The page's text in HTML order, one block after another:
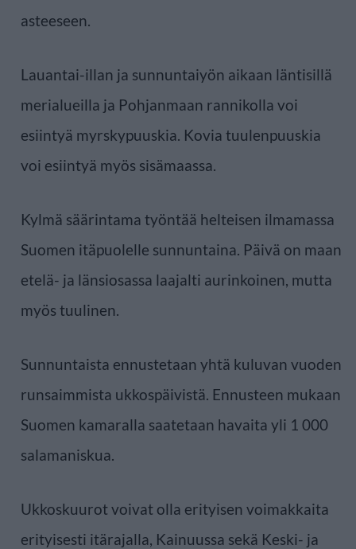
asteeseen.
Lauantai-illan ja sunnuntaiyön aikaan läntisillä
merialueilla ja Pohjanmaan rannikolla voi
esiintyä myrskypuuskia. Kovia tuulenpuuskia
voi esiintyä myös sisämaassa.
Kylmä säärintama työntää helteisen ilmamassa
Suomen itäpuolelle sunnuntaina. Päivä on maan
etelä- ja länsiosassa laajalti aurinkoinen, mutta
myös tuulinen.
Sunnuntaista ennustetaan yhtä kuluvan vuoden
runsaimmista ukkospäivistä. Ennusteen mukaan
Suomen kamaralla saatetaan havaita yli 1 000
salamaniskua.
Ukkoskuurot voivat olla erityisen voimakkaita
erityisesti itärajalla, Kainuussa sekä Keski- ja